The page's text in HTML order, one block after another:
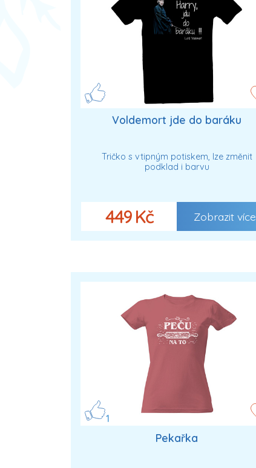
Voldemort jde do baráku
Tričko s vtipným potiskem, lze změnit
podklad i barvu
449 Kč Zobrazit více
1
Pekařka